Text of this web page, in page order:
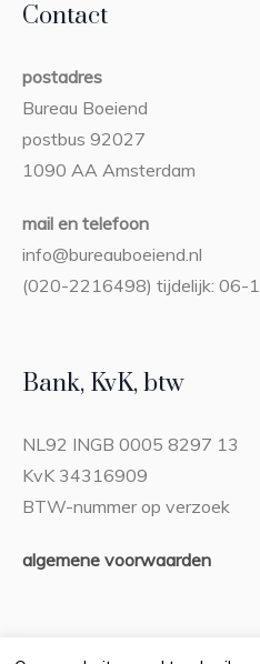
Contact
postadres
Bureau Boeiend
postbus 92027
1090 AA Amsterdam
mail en telefoon
info@bureauboeiend.nl
(020-2216498) tijdelijk: 06-
Bank, KvK, btw
NL92 INGB 0005 8297 13
KvK 34316909
BTW-nummer op verzoek
algemene voorwaarden